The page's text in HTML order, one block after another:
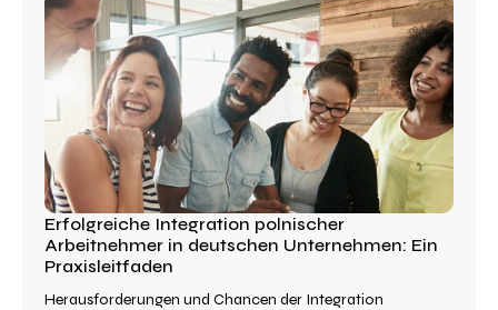
Erfolgreiche Integration polnischer
Arbeitnehmer in deutschen Unternehmen: Ein
Praxisleitfaden
Herausforderungen und Chancen der Integration